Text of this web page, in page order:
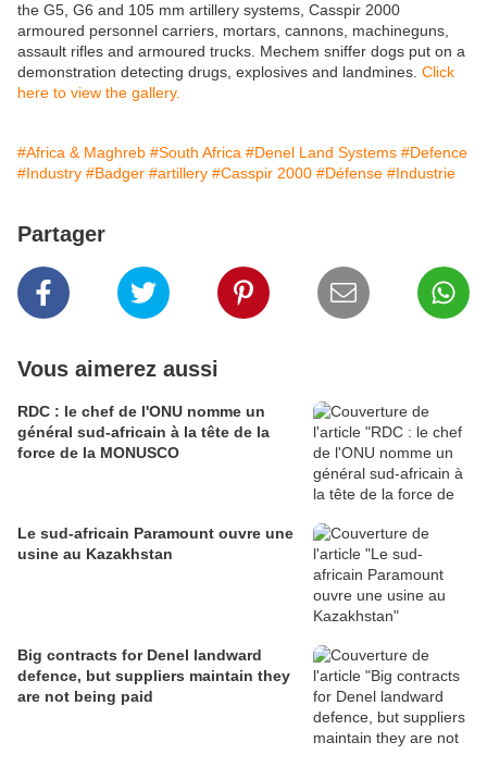
the G5, G6 and 105 mm artillery systems, Casspir 2000
armoured personnel carriers, mortars, cannons, machineguns,
assault rifles and armoured trucks. Mechem sniffer dogs put on a
demonstration detecting drugs, explosives and landmines. Click
here to view the gallery.
#Africa & Maghreb #South Africa #Denel Land Systems #Defence
#Industry #Badger #artillery #Casspir 2000 #Défense #Industrie
Partager
Vous aimerez aussi
RDC : le chef de l'ONU nomme un
général sud-africain à la tête de la
force de la MONUSCO
Le sud-africain Paramount ouvre une
usine au Kazakhstan
Big contracts for Denel landward
defence, but suppliers maintain they
are not being paid